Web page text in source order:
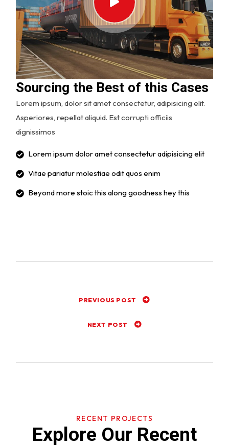
Sourcing the Best of this Cases
Lorem ipsum, dolor sit amet consectetur, adipisicing elit.
Asperiores, repellat aliquid. Est corrupti officiis
dignissimos
Lorem ipsum dolor amet consectetur adipisicing elit
Vitae pariatur molestiae odit quos enim
Beyond more stoic this along goodness hey this
PREVIOUS POST
NEXT POST
RECENT PROJECTS
Explore Our Recent